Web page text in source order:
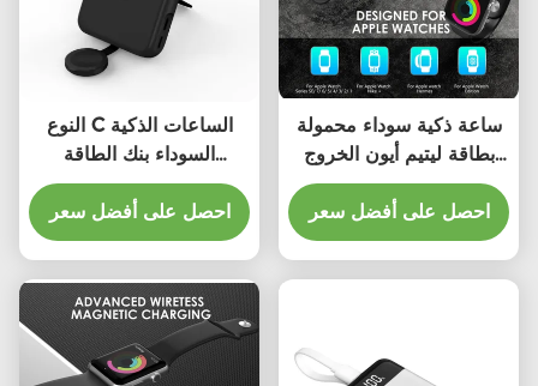
النوع C الساعات الذكية
السوداء بنك الطاقة
10000mAh القدرة
الاتصال العالمي
احصل على أفضل سعر
ساعة ذكية سوداء محمولة
بطاقة ليتيم أيون الخروج
5V / 1A
احصل على أفضل سعر